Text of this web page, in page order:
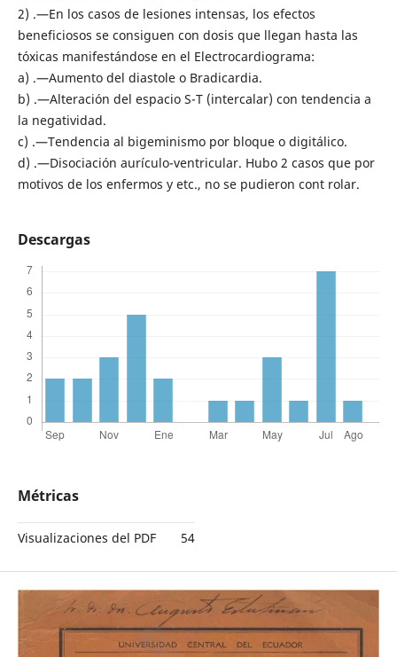
2) .—En los casos de lesiones intensas, los efectos
beneficiosos se consiguen con dosis que llegan hasta las
tóxicas manifestándose en el Electrocardiograma:
a) .—Aumento del diastole o Bradicardia.
b) .—Alteración del espacio S-T (intercalar) con tendencia a
la negatividad.
c) .—Tendencia al bigeminismo por bloque o digitálico.
d) .—Disociación aurículo-ventricular. Hubo 2 casos que por
motivos de los enfermos y etc., no se pudieron cont rolar.
Descargas
Métricas
Visualizaciones del PDF 54